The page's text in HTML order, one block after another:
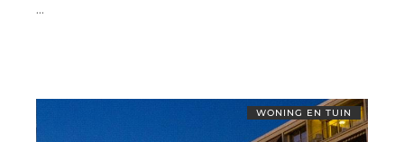
...
WONING EN TUIN